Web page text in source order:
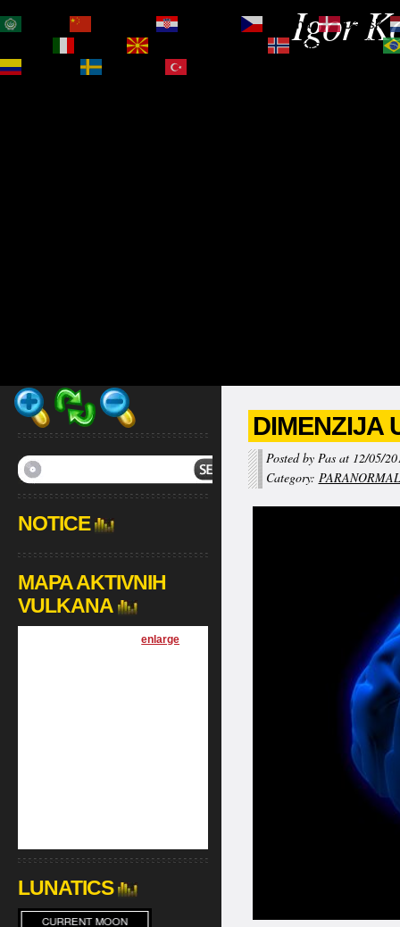
Igor
DIMENZIJA
Posted by Pas at 12/05/
Category:
NOTICE
MAPA AKTIVNIH
VULKANA
[enlarge
LUNATICS
Čeština‎
Dansk
Norsk bokmål